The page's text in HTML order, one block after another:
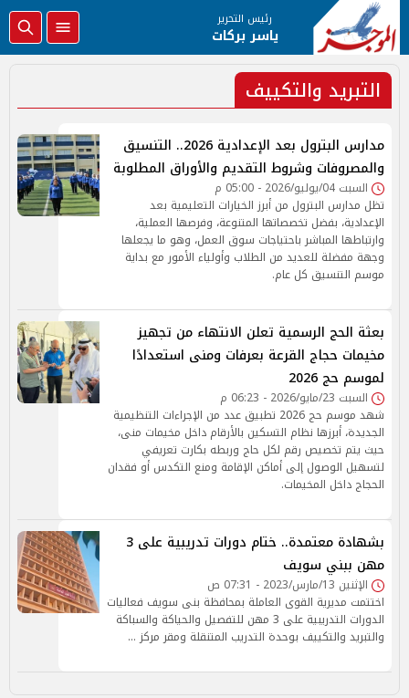
رئيس التحرير
ياسر بركات
التبريد والتكييف
مدارس البترول بعد الإعدادية 2026.. التنسيق
والمصروفات وشروط التقديم والأوراق المطلوبة
السبت 04/يوليو/2026 - 05:00 م
تظل مدارس البترول من أبرز الخيارات التعليمية بعد
الإعدادية، بفضل تخصصاتها المتنوعة، وفرصها العملية،
وارتباطها المباشر باحتياجات سوق العمل، وهو ما يجعلها
وجهة مفضلة للعديد من الطلاب وأولياء الأمور مع بداية
موسم التنسيق كل عام.
بعثة الحج الرسمية تعلن الانتهاء من تجهيز
مخيمات حجاج القرعة بعرفات ومنى استعدادًا
لموسم حج 2026
السبت 23/مايو/2026 - 06:23 م
شهد موسم حج 2026 تطبيق عدد من الإجراءات التنظيمية
الجديدة، أبرزها نظام التسكين بالأرقام داخل مخيمات منى،
حيث يتم تخصيص رقم لكل حاج وربطه بكارت تعريفي
لتسهيل الوصول إلى أماكن الإقامة ومنع التكدس أو فقدان
الحجاج داخل المخيمات.
بشهادة معتمدة.. ختام دورات تدريبية على 3
مهن ببني سويف
الإثنين 13/مارس/2023 - 07:31 ص
اختتمت مديرية القوى العاملة بمحافظة بنى سويف فعاليات
الدورات التدريبية على 3 مهن للتفصيل والحياكة والسباكة
والتبريد والتكييف بوحدة التدريب المتنقلة ومقر مركز …